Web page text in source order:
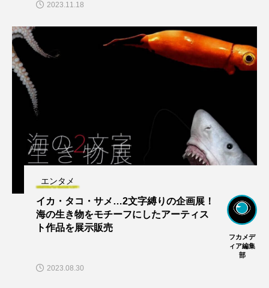
2023.11.18
エンタメ
イカ・タコ・サメ…2文字縛りの企画展！
海の生き物をモチーフにしたアーティス
ト作品を展示販売
フカメデ
ィア編集
部
2023.08.30